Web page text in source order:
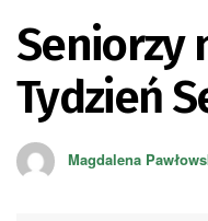
Seniorzy
Tydzień
Magdalena